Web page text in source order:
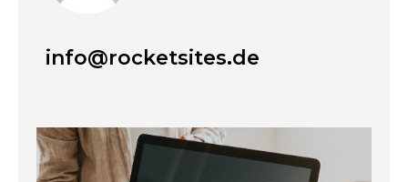
info@rocketsites.de